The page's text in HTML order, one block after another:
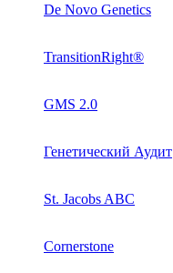
De Novo Genetics
TransitionRight®
GMS 2.0
Генетический Аудит
St. Jacobs ABC
Cornerstone